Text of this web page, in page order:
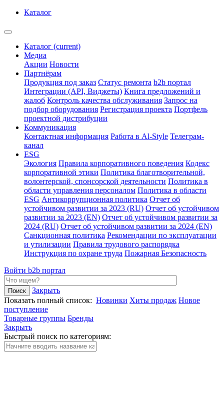
Каталог
Каталог (current)
Медиа
Акции Новости
Партнёрам
Продукция под заказ Статус ремонта b2b портал
Интеграции (API, Виджеты) Книга предложений и
жалоб Контроль качества обслуживания Запрос на
подбор оборудования Регистрация проекта Портфель
проектной дистрибуции
Коммуникация
Контактная информация Работа в Al-Style Телеграм-
канал
ESG
Экология Правила корпоративного поведения Кодекс
корпоративной этики Политика благотворительной,
волонтерской, спонсорской деятельности Политика в
области управления персоналом Политика в области
ESG Антикоррупционная политика Отчет об
устойчивом развитии за 2023 (RU) Отчет об устойчивом
развитии за 2023 (EN) Отчет об устойчивом развитии за
2024 (RU) Отчет об устойчивом развитии за 2024 (EN)
Санкционная политика Рекомендации по эксплуатации
и утилизации Правила трудового распорядка
Инструкция по охране труда Пожарная Безопасность
Войти b2b портал
Закрыть
Показать полный список: Новинки Хиты продаж Новое
поступление
Товарные группы Бренды
Закрыть
Быстрый поиск по категориям: